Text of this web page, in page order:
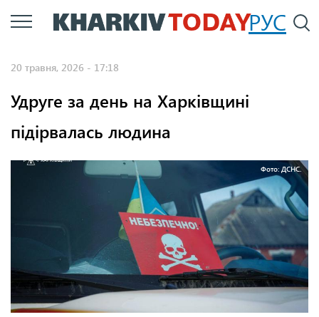
Перейти
до
РУС
20 травня, 2026 - 17:18
Удруге за день на Харківщині
підірвалась людина
Фото: ДСНС.